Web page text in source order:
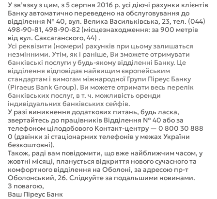
У зв’язку з цим, з 5 серпня 2016 р. усі діючі рахунки клієнтів
Банку автоматично переведено на обслуговування до
відділення № 40, вул. Велика Васильківська, 23, тел. (044)
498-90-81, 498-90-82 (місцезнаходження: за 900 метрів
від вул. Саксаганского, 44) .
Усі реквізити (номери) рахунків при цьому залишаться
незмінними. Утім, як і раніше, Ви зможете отримувати
банківські послуги у будь-якому відділенні Банку. Це
відділення відповідає найвищим європейським
стандартам і вимогам міжнародної Групи Піреус Банку
(Piraeus Bank Group). Ви можете отримати весь перелік
банківських послуг, в т. ч. можливість оренди
індивідуальних банківських сейфів.
У разі виникнення додаткових питань, будь ласка,
звертайтесь до працівників Відділення № 40 або за
телефоном цілодобового Контакт-центру — 0 800 30 888
0 (дзвінки зі стаціонарних телефонів у межах України
безкоштовні).
Також, раді вам повідомити, що вже найближчим часом, у
жовтні місяці, планується відкриття нового сучасного та
комфортного відділення на Оболоні, за адресою пр-т
Оболонський, 26. Слідкуйте за подальшими новинами.
З повагою,
Ваш Піреус Банк